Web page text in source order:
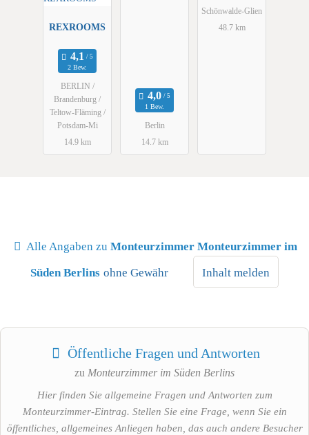
REXROOMS
2 Bew.
BERLIN /
Brandenburg /
Teltow-Fläming /
Potsdam-Mi
14.9 km
1 Bew.
Berlin
14.7 km
Schönwalde-Glien
48.7 km
Alle Angaben zuMonteurzimmer Monteurzimmer im
Süden Berlins ohne Gewähr Inhalt melden
Öffentliche Fragen und Antworten
zu Monteurzimmer im Süden Berlins
Hier finden Sie allgemeine Fragen und Antworten zum
Monteurzimmer-Eintrag. Stellen Sie eine Frage, wenn Sie ein
öffentliches, allgemeines Anliegen haben, das auch andere Besucher